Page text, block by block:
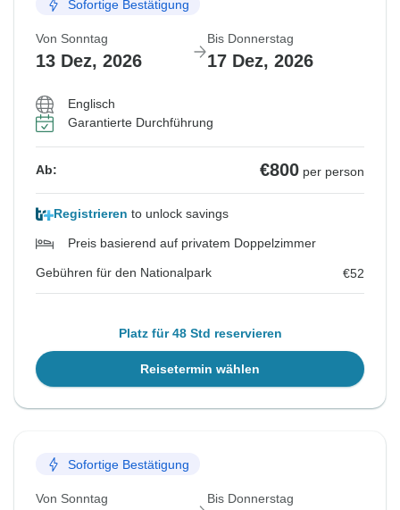
Sofortige Bestätigung
Von Sonntag
13 Dez, 2026
Bis Donnerstag
17 Dez, 2026
Englisch
Garantierte Durchführung
Ab: €800 per person
Registrieren to unlock savings
Preis basierend auf privatem Doppelzimmer
Gebühren für den Nationalpark €52
Platz für 48 Std reservieren
Reisetermin wählen
Sofortige Bestätigung
Von Sonntag Bis Donnerstag